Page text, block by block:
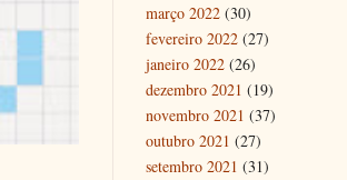
março 2022 (30)
fevereiro 2022 (27)
janeiro 2022 (26)
dezembro 2021 (19)
novembro 2021 (37)
outubro 2021 (27)
setembro 2021 (31)